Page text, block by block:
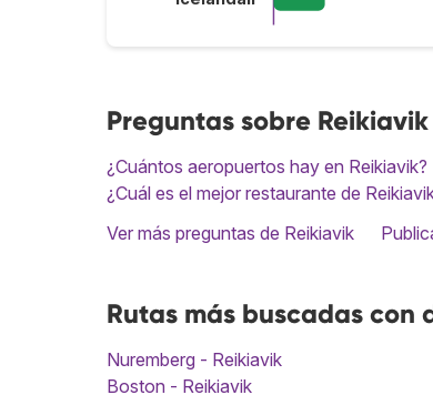
Preguntas sobre Reikiavik
¿Cuántos aeropuertos hay en Reikiavik?
¿Cuál es el mejor restaurante de
Ver más preguntas de Reikiavik
Rutas más buscadas con
Nuremberg - Reikiavik
Boston - Reikiavik